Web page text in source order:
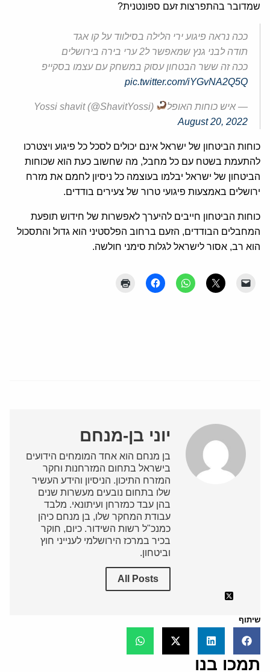
שמדובר בהתפרצות זעם ספונטנית?
ככה נראה פיגוע ירי הלילה בסילווד על קו אגד
תודה לבני גנץ שמאפשר ל2 ערי בירה בירושלים
ככה זה ששר הבטחון עסוק במשחק עם עצמו בסקייפ
pic.twitter.com/iYGvNA2Q5Q
— איש כוחות האופל
Yossi shavit (@ShavitYossi)
August 20, 2022
כוחות הביטחון של ישראל אינם יכולים לסכל כל פיגוע ויצטרכו
להתעמת בשטח עם כל מחבל, מה שחשוב כעת הוא שכוחות
הביטחון של ישראל יבלמו בעוצמה כל ניסיון לחמם את מזרח
ירושלים באמצעות פיגועי טרור של צעירים בודדים.
כוחות הביטחון חייבים להיערך לאפשרות של חידוש תופעת
המחבלים הבודדים, הזעם ברחוב הפלסטיני הוא גדול והתסכול
הוא רב, אסור לישראל לגלות סימני חולשה.
יוני בן-מנחם
בן מנחם הוא אחד המומחים הידועים
בישראל בתחום המזרחנות וחקר
המזרח התיכון. הניסיון והידע העשיר
שלו בתחום נובעים מעשרות שנים
בהן עבד כמזרחן ועיתונאי. מלבד
עבודת המחקר שלו, בן מנחם כיהן
כמנכ"ל רשות השידור. כיום, חוקר
בכיר במרכז הירושלמי לענייני חוץ
וביטחון.
All Posts
שיתוף
תמכו בנו